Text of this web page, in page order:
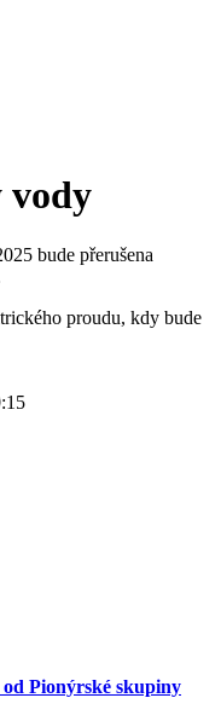
vody
bude přerušena
proudu, kdy bude
Pionýrské skupiny